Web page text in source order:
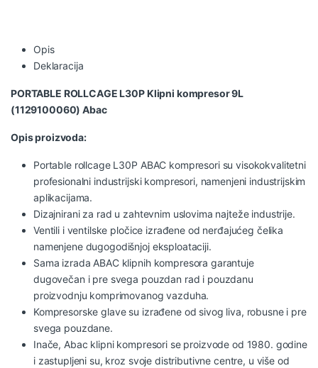
Opis
Deklaracija
PORTABLE ROLLCAGE L30P Klipni kompresor 9L
(1129100060) Abac
Opis proizvoda:
Portable rollcage L30P ABAC kompresori su visokokvalitetni
profesionalni industrijski kompresori, namenjeni industrijskim
aplikacijama.
Dizajnirani za rad u zahtevnim uslovima najteže industrije.
Ventili i ventilske pločice izrađene od nerđajućeg čelika
namenjene dugogodišnjoj eksploataciji.
Sama izrada ABAC klipnih kompresora garantuje
dugovečan i pre svega pouzdan rad i pouzdanu
proizvodnju komprimovanog vazduha.
Kompresorske glave su izrađene od sivog liva, robusne i pre
svega pouzdane.
Inače, Abac klipni kompresori se proizvode od 1980. godine
i zastupljeni su, kroz svoje distributivne centre, u više od